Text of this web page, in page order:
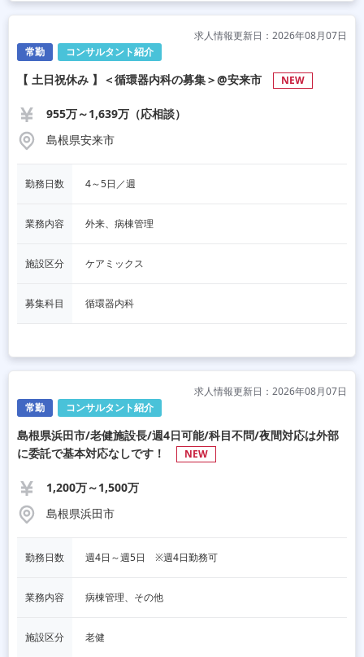
常勤 コンサルタント紹介
求人情報更新日：2026年08月07日
【 土日祝休み 】＜循環器内科の募集＞@安来市 NEW
955万～1,639万（応相談）
島根県安来市
勤務日数 4～5日／週
業務内容 外来、病棟管理
施設区分 ケアミックス
募集科目 循環器内科
常勤 コンサルタント紹介
求人情報更新日：2026年08月07日
島根県浜田市/老健施設長/週4日可能/科目不問/夜間対応は外部
に委託で基本対応なしです！
NEW
1,200万～1,500万
島根県浜田市
勤務日数 週4日～週5日　※週4日勤務可
業務内容 病棟管理、その他
施設区分 老健